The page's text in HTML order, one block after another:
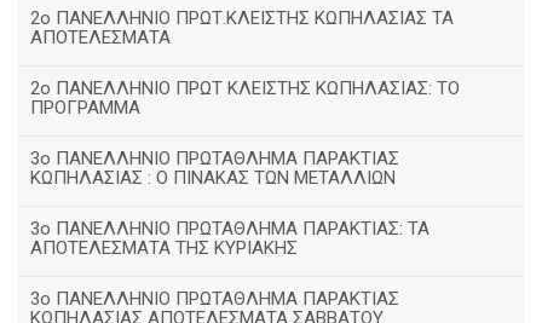
2ο ΠΑΝΕΛΛΗΝΙΟ ΠΡΩΤ.ΚΛΕΙΣΤΗΣ ΚΩΠΗΛΑΣΙΑΣ ΤΑ
ΑΠΟΤΕΛΕΣΜΑΤΑ
2ο ΠΑΝΕΛΛΗΝΙΟ ΠΡΩΤ ΚΛΕΙΣΤΗΣ ΚΩΠΗΛΑΣΙΑΣ: ΤΟ
ΠΡΟΓΡΑΜΜΑ
3ο ΠΑΝΕΛΛΗΝΙΟ ΠΡΩΤΑΘΛΗΜΑ ΠΑΡΑΚΤΙΑΣ
ΚΩΠΗΛΑΣΙΑΣ : Ο ΠΙΝΑΚΑΣ ΤΩΝ ΜΕΤΑΛΛΙΩΝ
3o ΠΑΝΕΛΛΗΝΙΟ ΠΡΩΤΑΘΛΗΜΑ ΠΑΡΑΚΤΙΑΣ: ΤΑ
ΑΠΟΤΕΛΕΣΜΑΤΑ ΤΗΣ ΚΥΡΙΑΚΗΣ
3ο ΠΑΝΕΛΛΗΝΙΟ ΠΡΩΤΑΘΛΗΜΑ ΠΑΡΑΚΤΙΑΣ
ΚΩΠΗΛΑΣΙΑΣ ΑΠΟΤΕΛΕΣΜΑΤΑ ΣΑΒΒΑΤΟΥ